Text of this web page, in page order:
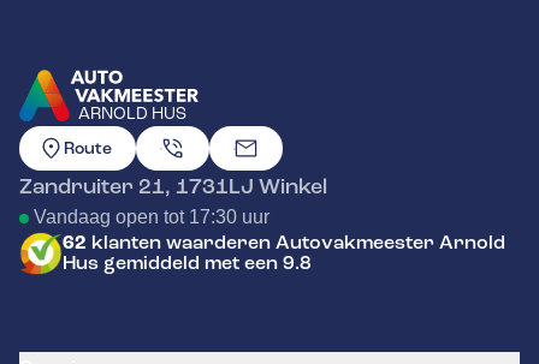
ARNOLD HUS
GA NAAR DE HOMEPAGINA
Route
Zandruiter 21, 1731LJ Winkel
Vandaag open tot 17:30 uur
62 klanten waarderen Autovakmeester Arnold
Hus gemiddeld met een 9.8